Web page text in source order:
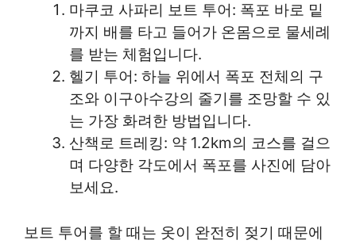
마쿠코 사파리 보트 투어: 폭포 바로 밑
까지 배를 타고 들어가 온몸으로 물세례
를 받는 체험입니다.
헬기 투어: 하늘 위에서 폭포 전체의 구
조와 이구아수강의 줄기를 조망할 수 있
는 가장 화려한 방법입니다.
산책로 트레킹: 약 1.2km의 코스를 걸으
며 다양한 각도에서 폭포를 사진에 담아
보세요.
보트 투어를 할 때는 옷이 완전히 젖기 때문에